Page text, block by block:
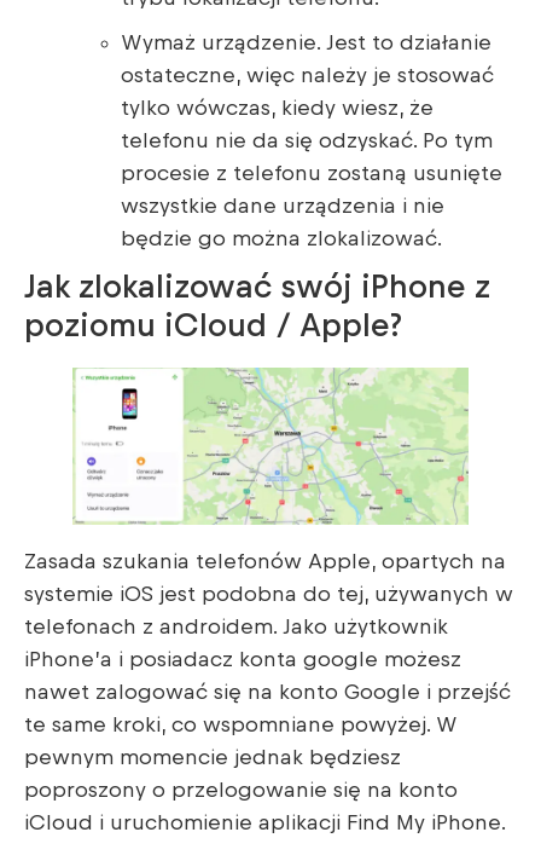
Wymaż urządzenie. Jest to działanie
ostateczne, więc należy je stosować
tylko wówczas, kiedy wiesz, że
telefonu nie da się odzyskać. Po tym
procesie z telefonu zostaną usunięte
wszystkie dane urządzenia i nie
będzie go można zlokalizować.
Jak zlokalizować swój iPhone z
poziomu iCloud / Apple?
Zasada szukania telefonów Apple, opartych na
systemie iOS jest podobna do tej, używanych w
telefonach z androidem. Jako użytkownik
iPhone’a i posiadacz konta google możesz
nawet zalogować się na konto Google i przejść
te same kroki, co wspomniane powyżej. W
pewnym momencie jednak będziesz
poproszony o przelogowanie się na konto
iCloud i uruchomienie aplikacji Find My iPhone.